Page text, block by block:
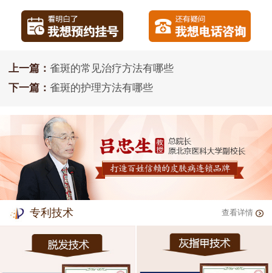
上一篇： 雀斑的常见治疗方法有哪些
下一篇： 雀斑的护理方法有哪些
专利技术 查看详情